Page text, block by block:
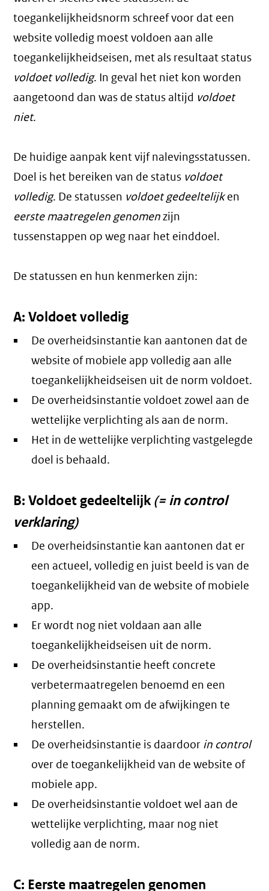
toegankelijkheidsnorm schreef voor dat een
website volledig moest voldoen aan alle
toegankelijkheidseisen, met als resultaat status
voldoet volledig. In geval het niet kon worden
aangetoond dan was de status altijd voldoet
niet.
De huidige aanpak kent vijf nalevingsstatussen.
Doel is het bereiken van de status voldoet
volledig. De statussen voldoet gedeeltelijken
eerste maatregelen genomenzijn
tussenstappen op weg naar het einddoel.
De statussen en hun kenmerken zijn:
A: Voldoet volledig
De overheidsinstantie kan aantonen dat de
website of mobiele app volledig aan alle
toegankelijkheidseisen uit de norm voldoet.
De overheidsinstantie voldoet zowel aan de
wettelijke verplichting als aan de norm.
Het in de wettelijke verplichting vastgelegde
doel is behaald.
B: Voldoet gedeeltelijk(= in control
verklaring)
De overheidsinstantie kan aantonen dat er
een actueel, volledig en juist beeld is van de
toegankelijkheid van de website of mobiele
app.
Er wordt nog niet voldaan aan alle
toegankelijkheidseisen uit de norm.
De overheidsinstantie heeft concrete
verbetermaatregelen benoemd en een
planning gemaakt om de afwijkingen te
herstellen.
De overheidsinstantie is daardoor in control
over de toegankelijkheid van de website of
mobiele app.
De overheidsinstantie voldoet wel aan de
wettelijke verplichting, maar nog niet
volledig aan de norm.
C: Eerste maatregelen genomen